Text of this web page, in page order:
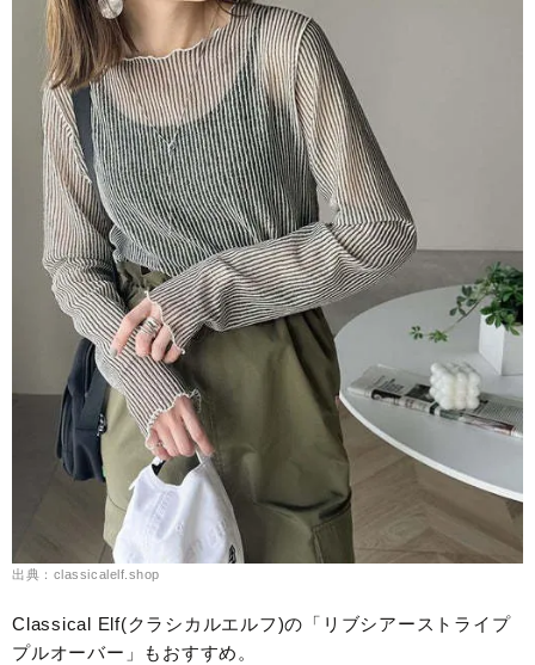
出典：classicalelf.shop
Classical Elf(クラシカルエルフ)の「リブシアーストライプ
プルオーバー」もおすすめ。